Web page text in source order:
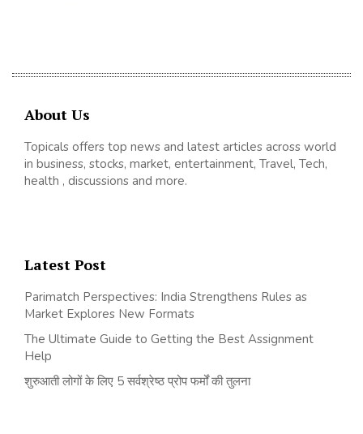
About Us
Topicals offers top news and latest articles across world
in business, stocks, market, entertainment, Travel, Tech,
health , discussions and more.
Latest Post
Parimatch Perspectives: India Strengthens Rules as
Market Explores New Formats
The Ultimate Guide to Getting the Best Assignment
Help
शुरुआती लोगों के लिए 5 सर्वश्रेष्ठ प्रोप फर्मों की तुलना